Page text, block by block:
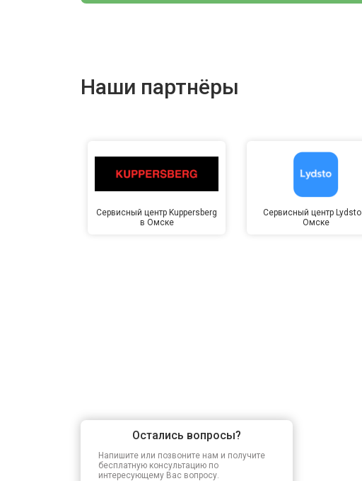
Наши партнёры
Сервисный центр Kuppersberg
в Омске
Сервисный центр Lydsto
Омске
Остались вопросы?
Напишите или позвоните нам и получите
бесплатную консультацию по
интересующему Вас вопросу.